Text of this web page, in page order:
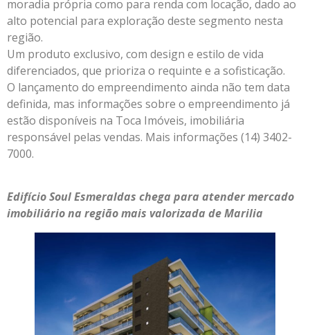
moradia própria como para renda com locação, dado ao
alto potencial para exploração deste segmento nesta
região.
Um produto exclusivo, com design e estilo de vida
diferenciados, que prioriza o requinte e a sofisticação.
O lançamento do empreendimento ainda não tem data
definida, mas informações sobre o empreendimento já
estão disponíveis na Toca Imóveis, imobiliária
responsável pelas vendas. Mais informações (14) 3402-
7000.
Edifício Soul Esmeraldas chega para atender mercado
imobiliário na região mais valorizada de Marilia